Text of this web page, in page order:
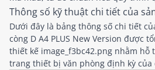
Thông số kỹ thuật chi tiết của
Dưới đây là bảng thông số chi tiết
còng D A4 PLUS New Version được
thiết kế image_f3bc42.png nhằm hỗ
trang thiết bị văn phòng định kỳ của